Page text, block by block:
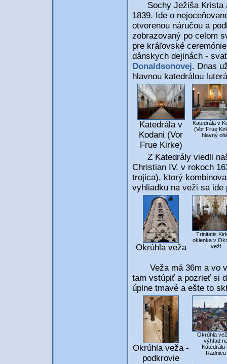
Sochy Ježiša Krista
1839. Ide o
otvorenou náručou a
zobrazovaný po celom
pre kráľovské
dánskych dejinách -
Donaldsonovej. Dnas
hlavnou katedrálou
Katedrála v
Kodani (Vor
Frue Kirke)
Katedrála v
(Vor Frue
hlavný
Z Katedrály viedli
Christian IV. v rokoch
trojica), ktorý
vyhliadku na veži sa ide
Okrúhla veža
Trinitatis
okienka v
veži
Veža má 36m a vo
tam vstúpiť a pozrieť si
úplne tmavé a ešte to
Okrúhla veža -
podkrovie
Okrúhla
výhľad
Katedrálu
Radnicu